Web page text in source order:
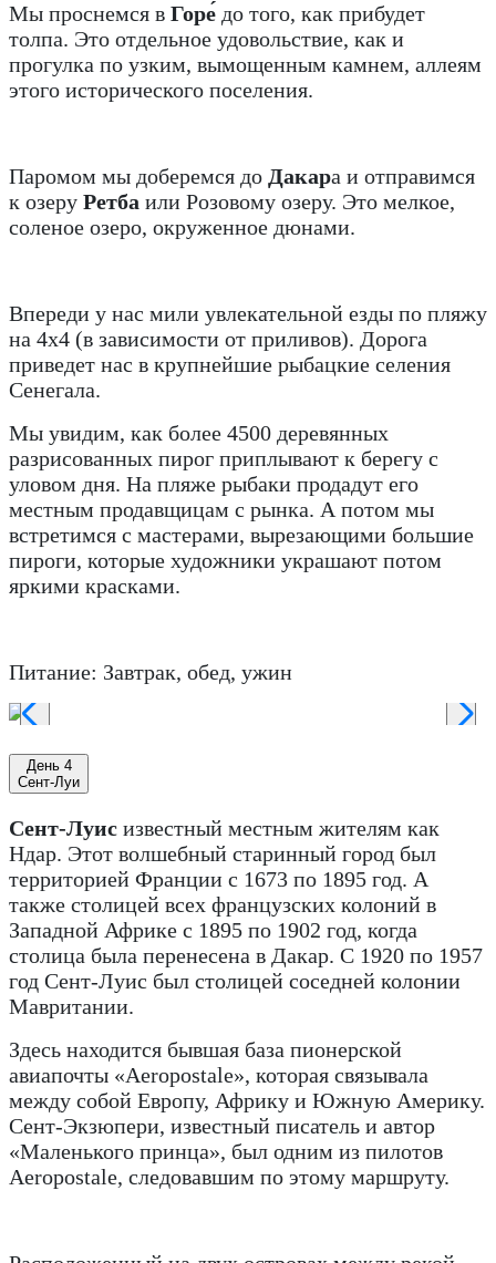
Мы проснемся в Горе́ до того, как прибудет
толпа. Это отдельное удовольствие, как и
прогулка по узким, вымощенным камнем, аллеям
этого исторического поселения.
Паромом мы доберемся до Дакара и отправимся
к озеру Ретба или Розовому озеру. Это мелкое,
соленое озеро, окруженное дюнами.
Впереди у нас мили увлекательной езды по пляжу
на 4x4 (в зависимости от приливов). Дорога
приведет нас в крупнейшие рыбацкие селения
Сенегала.
Мы увидим, как более 4500 деревянных
разрисованных пирог приплывают к берегу с
уловом дня. На пляже рыбаки продадут его
местным продавщицам с рынка. А потом мы
встретимся с мастерами, вырезающими большие
пироги, которые художники украшают потом
яркими красками.
Питание: Завтрак, обед, ужин
День 4
Сент-Луи
Сент-Луис известный местным жителям как
Ндар. Этот волшебный старинный город был
территорией Франции с 1673 по 1895 год. А
также столицей всех французских колоний в
Западной Африке с 1895 по 1902 год, когда
столица была перенесена в Дакар. С 1920 по 1957
год Сент-Луис был столицей соседней колонии
Мавритании.
Здесь находится бывшая база пионерской
авиапочты «Aeropostale», которая связывала
между собой Европу, Африку и Южную Америку.
Сент-Экзюпери, известный писатель и автор
«Маленького принца», был одним из пилотов
Aeropostale, следовавшим по этому маршруту.